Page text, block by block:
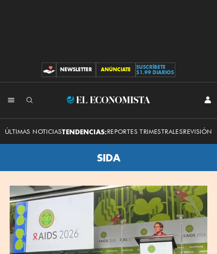
CONTRIBUCIONES
NEWSLETTER ANÚNCIATE
SUSCRÍBETE
$1.99 DIARIOS
El
Economista
ÚLTIMAS NOTICIASTENDENCIAS:REPORTES TRIMESTRALESREVISIÓN
SIDA